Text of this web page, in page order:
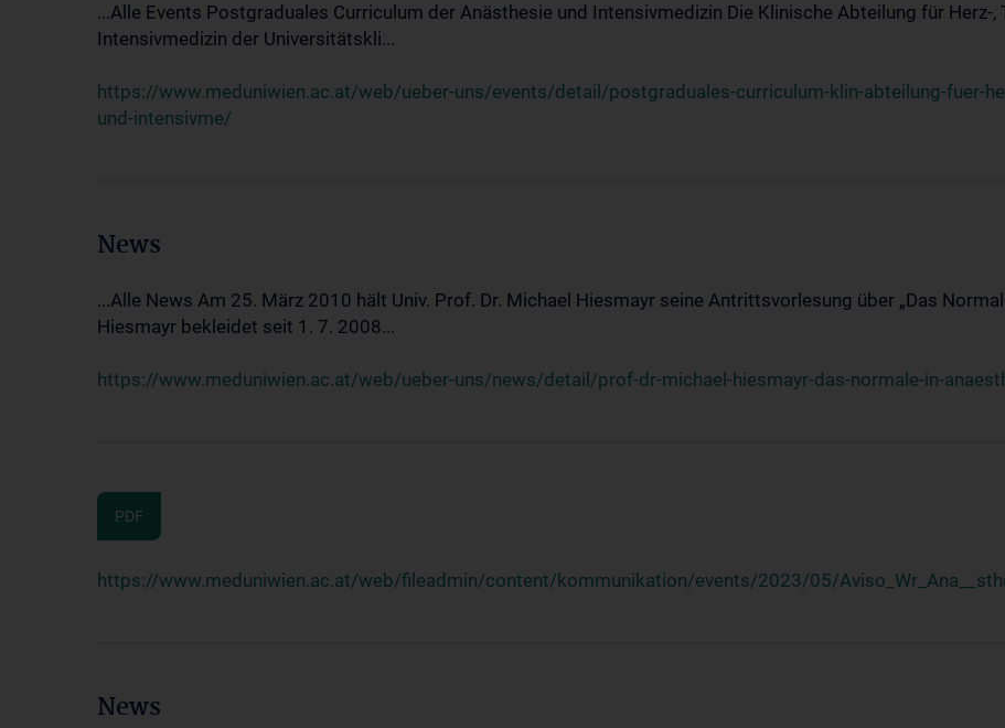
...Alle Events Postgraduales Curriculum der Anästhesie und Intensivmedizin Die Klinische Abteilung für Herz-
Intensivmedizin der Universitätskli...
https://www.meduniwien.ac.at/web/ueber-uns/events/detail/postgraduales-curriculum-klin-abteilung-fuer-
und-intensivme/
News
...Alle News Am 25. März 2010 hält Univ. Prof. Dr. Michael Hiesmayr seine Antrittsvorlesung über „Das
Hiesmayr bekleidet seit 1. 7. 2008...
https://www.meduniwien.ac.at/web/ueber-uns/news/detail/prof-dr-michael-hiesmayr-das-normale-in-
PDF
https://www.meduniwien.ac.at/web/fileadmin/content/kommunikation/events/2023/05/
News